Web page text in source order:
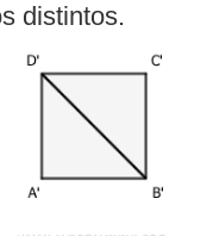
distintos.